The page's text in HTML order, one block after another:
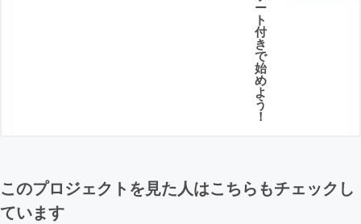
ー
ト
付
き
で
始
め
よ
う
！
このプロジェクトを見た人はこちらもチェックし
ています